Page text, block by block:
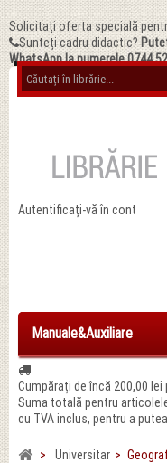
Solicitați oferta specială
Sunteți cadru didactic?
WhatsApp la numerele
Autentificați-vă în cont
Manuale&Auxiliare
Cumpărați de încă 200,00 lei
Suma totală pentru
cu TVA inclus, pentru a
> Universitar >